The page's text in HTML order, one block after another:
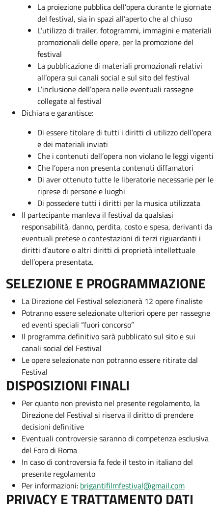
La proiezione pubblica dell’opera durante le giornate
del festival, sia in spazi all’aperto che al chiuso
L’utilizzo di trailer, fotogrammi, immagini e materiali
promozionali delle opere, per la promozione del
festival
La pubblicazione di materiali promozionali relativi
all’opera sui canali social e sul sito del festival
L’inclusione dell’opera nelle eventuali rassegne
collegate al festival
Dichiara e garantisce:
Di essere titolare di tutti i diritti di utilizzo dell’opera
e dei materiali inviati
Che i contenuti dell’opera non violano le leggi vigenti
Che l’opera non presenta contenuti diffamatori
Di aver ottenuto tutte le liberatorie necessarie per le
riprese di persone e luoghi
Di possedere tutti i diritti per la musica utilizzata
Il partecipante manleva il festival da qualsiasi
responsabilità, danno, perdita, costo e spesa, derivanti da
eventuali pretese o contestazioni di terzi riguardanti i
diritti d’autore o altri diritti di proprietà intellettuale
dell’opera presentata.
SELEZIONE E PROGRAMMAZIONE
La Direzione del Festival selezionerà 12 opere finaliste
Potranno essere selezionate ulteriori opere per rassegne
ed eventi speciali “fuori concorso”
Il programma definitivo sarà pubblicato sul sito e sui
canali social del Festival
Le opere selezionate non potranno essere ritirate dal
Festival
DISPOSIZIONI FINALI
Per quanto non previsto nel presente regolamento, la
Direzione del Festival si riserva il diritto di prendere
decisioni definitive
Eventuali controversie saranno di competenza esclusiva
del Foro di Roma
In caso di controversia fa fede il testo in italiano del
presente regolamento
Per informazioni: brigantifilmfestival@gmail.com
PRIVACY E TRATTAMENTO DATI